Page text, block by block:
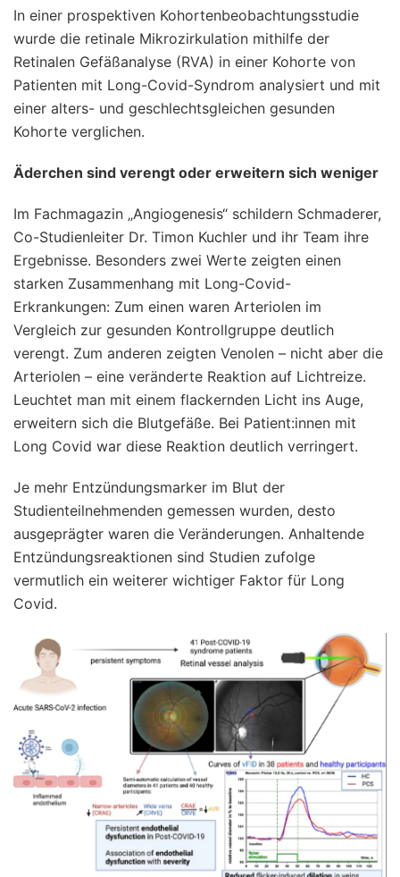
In einer prospektiven Kohortenbeobachtungsstudie
wurde die retinale Mikrozirkulation mithilfe der
Retinalen Gefäßanalyse (RVA) in einer Kohorte von
Patienten mit Long-Covid-Syndrom analysiert und mit
einer alters- und geschlechtsgleichen gesunden
Kohorte verglichen.
Äderchen sind verengt oder erweitern sich weniger
Im Fachmagazin „Angiogenesis“ schildern Schmaderer,
Co-Studienleiter Dr. Timon Kuchler und ihr Team ihre
Ergebnisse. Besonders zwei Werte zeigten einen
starken Zusammenhang mit Long-Covid-
Erkrankungen: Zum einen waren Arteriolen im
Vergleich zur gesunden Kontrollgruppe deutlich
verengt. Zum anderen zeigten Venolen – nicht aber die
Arteriolen – eine veränderte Reaktion auf Lichtreize.
Leuchtet man mit einem flackernden Licht ins Auge,
erweitern sich die Blutgefäße. Bei Patient:innen mit
Long Covid war diese Reaktion deutlich verringert.
Je mehr Entzündungsmarker im Blut der
Studienteilnehmenden gemessen wurden, desto
ausgeprägter waren die Veränderungen. Anhaltende
Entzündungsreaktionen sind Studien zufolge
vermutlich ein weiterer wichtiger Faktor für Long
Covid.